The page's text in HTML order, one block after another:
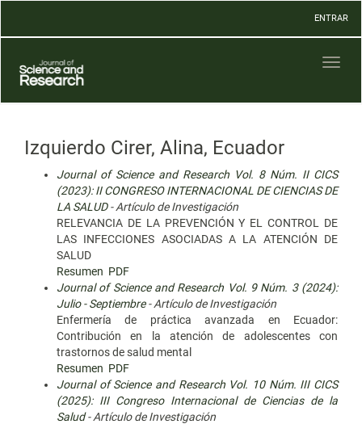
Contenido
Barra
lateral
ENTRAR
Izquierdo Cirer, Alina, Ecuador
Journal of Science and Research Vol. 8 Núm. II CICS
(2023): II CONGRESO INTERNACIONAL DE CIENCIAS DE
LA SALUD- Artículo de Investigación
RELEVANCIA DE LA PREVENCIÓN Y EL CONTROL DE
LAS INFECCIONES ASOCIADAS A LA ATENCIÓN DE
SALUD
Resumen PDF
Journal of Science and Research Vol. 9 Núm. 3 (2024):
Julio - Septiembre- Artículo de Investigación
Enfermería de práctica avanzada en Ecuador:
Contribución en la atención de adolescentes con
trastornos de salud mental
Resumen PDF
Journal of Science and Research Vol. 10 Núm. III CICS
(2025): III Congreso Internacional de Ciencias de la
Salud- Artículo de Investigación